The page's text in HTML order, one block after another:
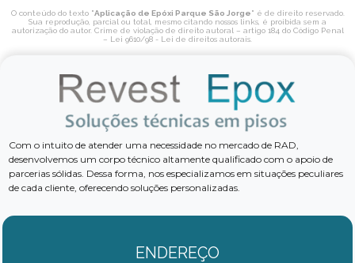
O conteúdo do texto "Aplicação de Epóxi Parque São Jorge" é de direito reservado.
Sua reprodução, parcial ou total, mesmo citando nossos links, é proibida sem a
autorização do autor. Crime de violação de direito autoral – artigo 184 do Código Penal
– Lei 9610/98 - Lei de direitos autorais
Com o intuito de atender uma necessidade no mercado de RAD,
desenvolvemos um corpo técnico altamente qualificado com o apoio de
parcerias sólidas. Dessa forma, nos especializamos em situações peculiares
de cada cliente, oferecendo soluções personalizadas.
ENDEREÇO